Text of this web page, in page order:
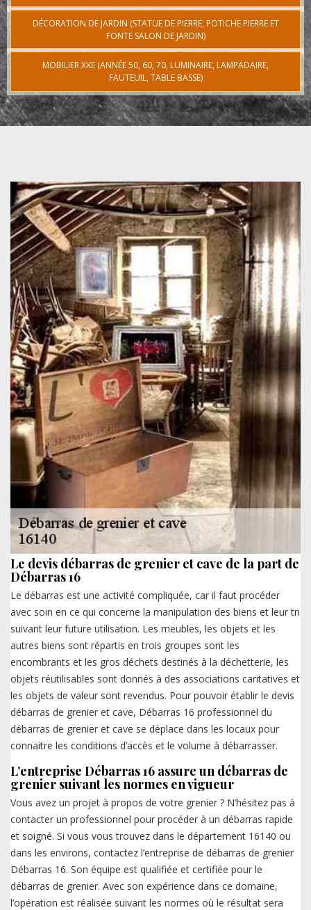
DÉCORATION DE JARDIN (STATUE DE PIERRE, POTICHE PIERRE ET
FONTE SALON DE JARDIN)
MOBILIER XXE (ANNÉE 50, 60, 70, LUMINAIRE, LAMPADAIRE,
FAUTEUIL, TABLE BASSE)
Le devis débarras de grenier et cave de la part de
Débarras 16
Le débarras est une activité compliquée, car il faut procéder
avec soin en ce qui concerne la manipulation des biens et leur tri
suivant leur future utilisation. Les meubles, les objets et les
autres biens sont répartis en trois groupes sont les
encombrants et les gros déchets destinés à la déchetterie, les
objets réutilisables sont donnés à des associations caritatives et
les objets de valeur sont revendus. Pour pouvoir établir le devis
débarras de grenier et cave, Débarras 16 professionnel du
débarras de grenier et cave se déplace dans les locaux pour
connaitre les conditions d’accès et le volume à débarrasser.
L’entreprise Débarras 16 assure un débarras de
grenier suivant les normes en vigueur
Vous avez un projet à propos de votre grenier ? N’hésitez pas à
contacter un professionnel pour procéder à un débarras rapide
et soigné. Si vous vous trouvez dans le département 16140 ou
dans les environs, contactez l’entreprise de débarras de grenier
Débarras 16. Son équipe est qualifiée et certifiée pour le
débarras de grenier. Avec son expérience dans ce domaine,
l’opération est réalisée suivant les normes où le résultat sera